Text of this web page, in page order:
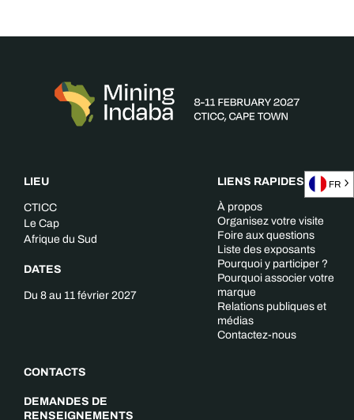
LIEU
CTICC
Le Cap
Afrique du Sud
DATES
Du 8 au 11 février 2027
CONTACTS
DEMANDES DE
RENSEIGNEMENTS
LIENS RAPIDES
À propos
Organisez votre visite
Foire aux questions
Liste des exposants
Pourquoi y participer ?
Pourquoi associer votre
marque
Relations publiques et
médias
Contactez-nous
FR